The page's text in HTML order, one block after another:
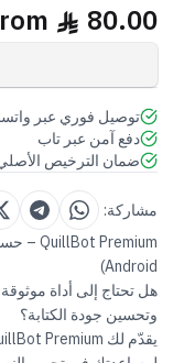
ê 80.00
توصيل فوري عبر
دفع آمن عبر تاب
ضمان الترخيص
مشاركة:
Android)
هل تحتاج إلى أداة
وتحسين جودة الكتابة؟